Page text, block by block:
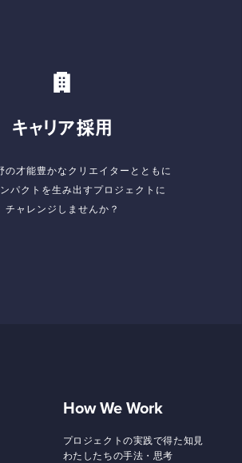
キャリア採用
の才能豊かなクリエイターとともに
パクトを生み出すプロジェクトに
チャレンジしませんか？
How We Work
プロジェクトの実践で得た知見
わたしたちの手法・思考